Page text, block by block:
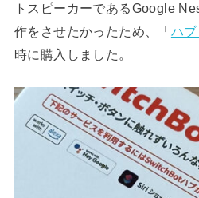
トスピーカーであるGoogle
作をさせたかったため、「ハ
時に購入しました。